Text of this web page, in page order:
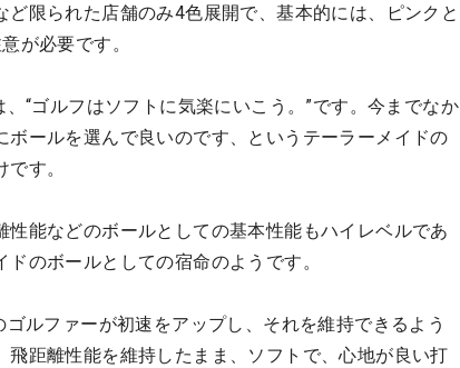
限られた店舗のみ4色展開で、基本的には、ピンクと
が必要です。
“ゴルフはソフトに気楽にいこう。”です。今までなか
ールを選んで良いのです、というテーラーメイドの
す。
能などのボールとしての基本性能もハイレベルであ
のボールとしての宿命のようです。
ルファーが初速をアップし、それを維持できるよう
距離性能を維持したまま、ソフトで、心地が良い打